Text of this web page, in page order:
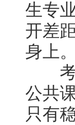
生专
开差
身上。
考
公共
只有